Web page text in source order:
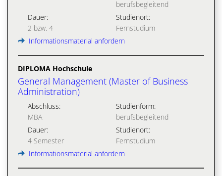
berufsbegleitend
Dauer:
2 bzw. 4
Studienort:
Fernstudium
Informationsmaterial anfordern
DIPLOMA Hochschule
General Management (Master of Business
Administration)
Abschluss:
MBA
Studienform:
berufsbegleitend
Dauer:
4 Semester
Studienort:
Fernstudium
Informationsmaterial anfordern